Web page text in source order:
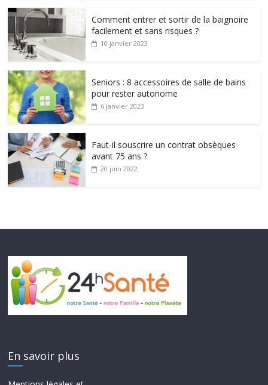
Comment entrer et sortir de la baignoire
facilement et sans risques ?
10 janvier 2023
Seniors : 8 accessoires de salle de bains
pour rester autonome
6 janvier 2023
Faut-il souscrire un contrat obsèques
avant 75 ans ?
20 juin 2022
En savoir plus